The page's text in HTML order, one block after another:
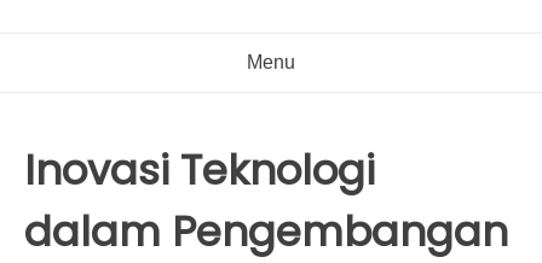
Menu
Inovasi Teknologi
dalam Pengembangan